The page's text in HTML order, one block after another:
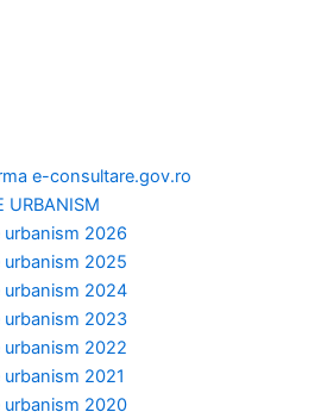
e-consultare.gov.ro
URBANISM
2026
2025
2024
2023
2022
2021
2020